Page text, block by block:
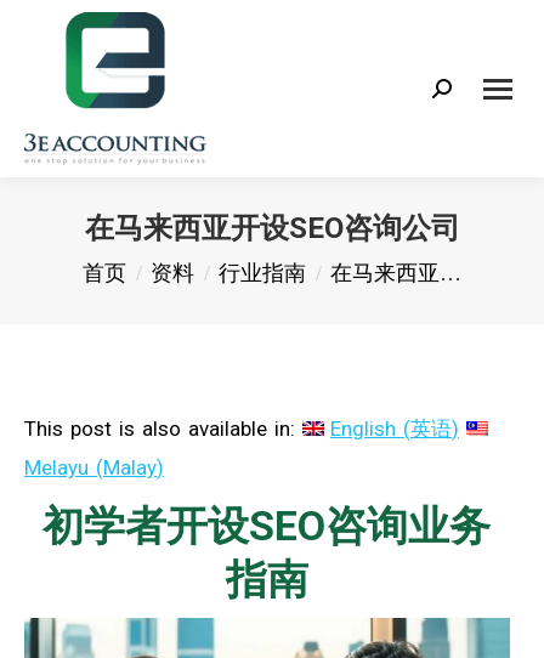
Search:
在马来西亚开设SEO咨询公司
您在这里：
首页 资料 行业指南 在马来西亚…
This post is also available in: English (英语)
Melayu (Malay)
初学者开设SEO咨询业务
指南